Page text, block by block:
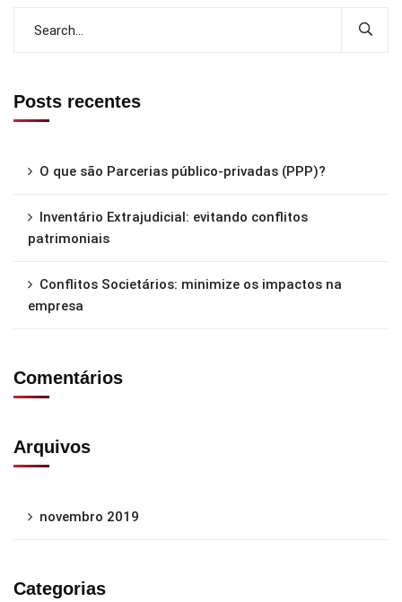
Posts recentes
O que são Parcerias público-privadas (PPP)?
Inventário Extrajudicial: evitando conflitos
patrimoniais
Conflitos Societários: minimize os impactos na
empresa
Comentários
Arquivos
novembro 2019
Categorias